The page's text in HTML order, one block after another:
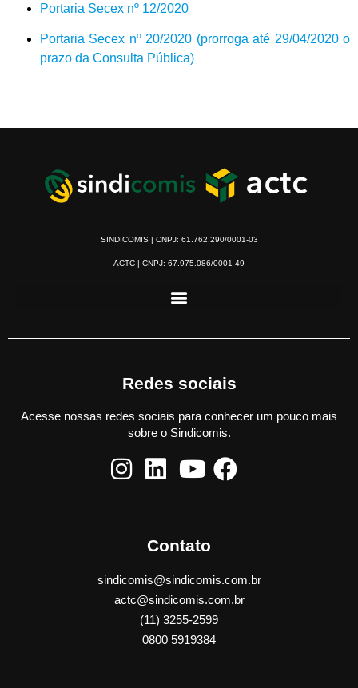
Portaria Secex nº 12/2020
Portaria Secex nº 20/2020 (prorroga até 29/04/2020 o
prazo da Consulta Pública)
SINDICOMIS | CNPJ: 61.762.290/0001-03
ACTC | CNPJ: 67.975.086/0001-49
Redes sociais
Acesse nossas redes sociais para conhecer um pouco mais
sobre o Sindicomis.
Contato
sindicomis@sindicomis.com.br
actc@sindicomis.com.br
(11) 3255-2599
0800 5919384